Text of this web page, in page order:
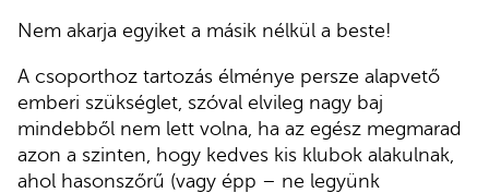
Nem akarja egyiket a másik nélkül a beste!
A csoporthoz tartozás élménye persze alapvető
emberi szükséglet, szóval elvileg nagy baj
mindebből nem lett volna, ha az egész megmarad
azon a szinten, hogy kedves kis klubok alakulnak,
ahol hasonszőrű (vagy épp – ne legyünk